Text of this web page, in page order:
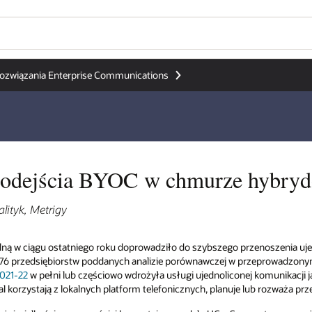
ujednoliconej komunikacji do chmury.
przez firmę Metrigy globalnym
jako usługi (UCaaS). Prawie jedna
przejście na model UCaaS.